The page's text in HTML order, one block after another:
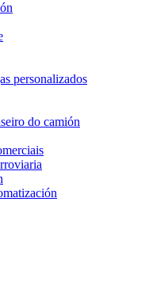
personalizados
do camión